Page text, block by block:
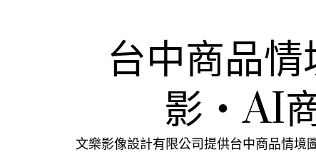
台中商品
影・AI
文樂影像設計有限公司提供台中商品情境